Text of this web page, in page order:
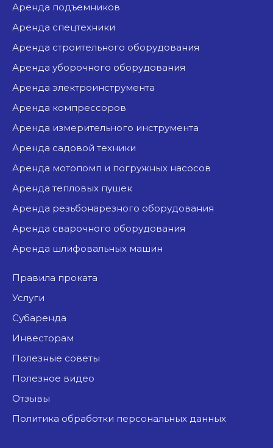
аренда подъемников
аренда спецтехники
аренда строительного оборудования
аренда уборочного оборудования
аренда электроинструмента
аренда компрессоров
аренда измерительного инструмента
аренда садовой техники
аренда мотопомп и погружных насосов
аренда тепловых пушек
аренда резьбонарезного оборудования
аренда сварочного оборудования
аренда шлифовальных машин
Правила проката
Услуги
Субаренда
Инвесторам
Полезные советы
Полезное видео
Отзывы
Политика обработки персональных данных